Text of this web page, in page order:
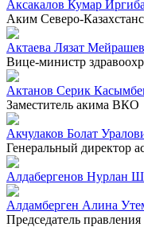
Аксакалов Кумар
Аким Северо-
Актаева Лязат
Вице-министр
Актанов Серик
Заместитель акима ВКО
Акчулаков Болат
Генеральный директор
Алдабергенов Нурлан
Алдамберген Алина
Председатель